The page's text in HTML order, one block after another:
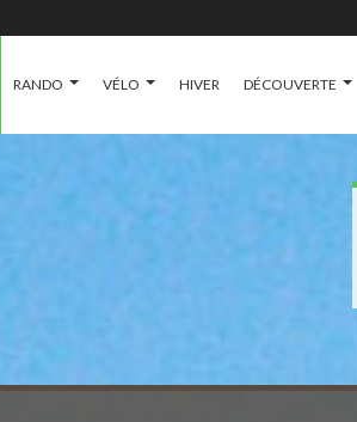
RANDO VÉLO HIVER DÉCOUVERTE